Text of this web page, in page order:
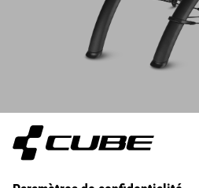
JEU DE GARDE-BOUE GRAVEL 28"